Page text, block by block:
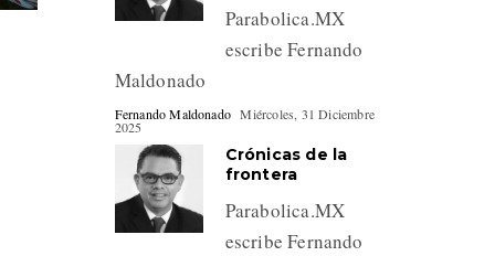
Parabolica.MX
escribe Fernando
Maldonado
Fernando Maldonado Miércoles, 31 Diciembre
2025
Crónicas de la
frontera
Parabolica.MX
escribe Fernando